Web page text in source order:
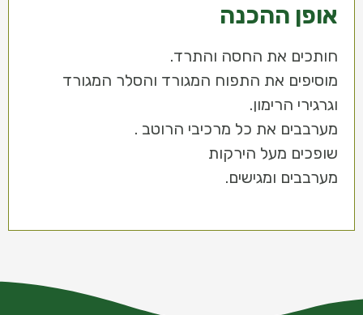
אופן ההכנה
חותכים את החסה והתרד.
מוסיפים את התפוח המגורד והסלר המגורד
וגרגירי הרימון.
מערבבים את כל מרכיבי הרוטב .
שופכים מעל הירקות
מערבבים ומגישים.